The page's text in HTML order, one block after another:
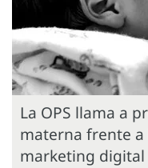
La OPS llama a
materna frente
marketing digital